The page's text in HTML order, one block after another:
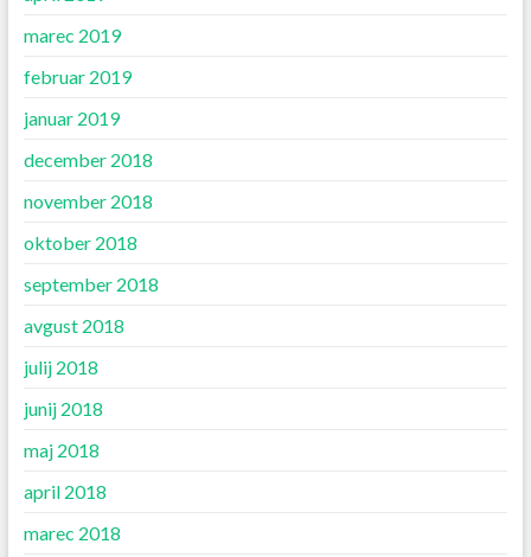
marec 2019
februar 2019
januar 2019
december 2018
november 2018
oktober 2018
september 2018
avgust 2018
julij 2018
junij 2018
maj 2018
april 2018
marec 2018